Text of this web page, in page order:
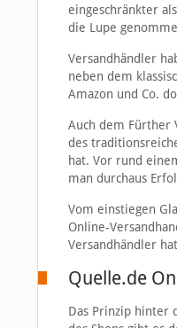
eingeschränkter
die Lupe
Versandhändler
neben dem
Amazon und Co.
Auch dem Fürther
des
hat. Vor rund
man durchaus
Vom einstiegen
Online-
Versandhändler
Quelle.de
Das Prinzip hinter